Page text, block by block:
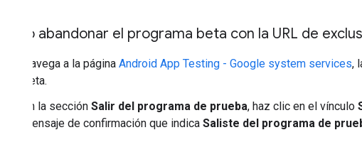
Cómo abandonar el programa beta con la URL de
Navega a la página Android App Testing - Google system services,
beta.
En la sección Salir del programa de prueba, haz clic en el vínculo
mensaje de confirmación que indica Saliste del programa de